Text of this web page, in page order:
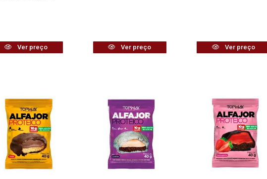
Ver preço Ver preço Ver preço